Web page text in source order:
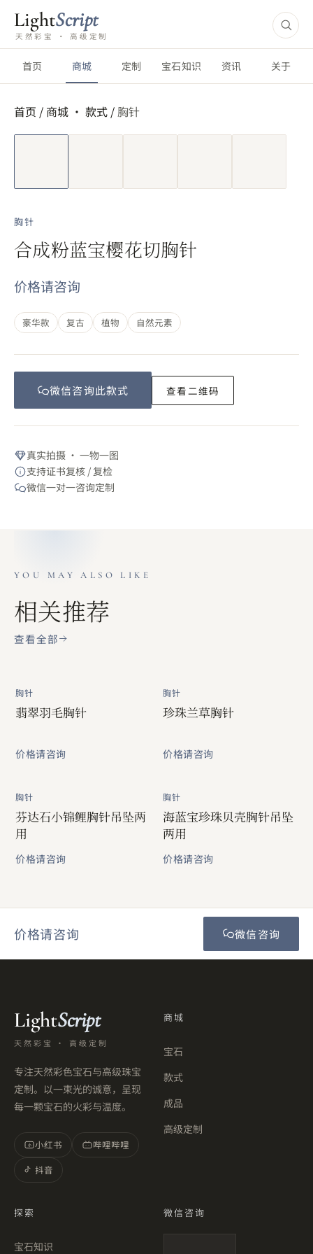
LightScript
天然彩宝 · 高级定制
首页 商城 定制 宝石知识 资讯 关于
首页 / 商城 · 款式 / 胸针
短视频
胸针
合成粉蓝宝樱花切胸针
价格请咨询
豪华款 复古 植物 自然元素
微信咨询此款式 查看二维码
真实拍摄 · 一物一图
支持证书复核 / 复检
微信一对一咨询定制
YOU MAY ALSO LIKE
相关推荐
查看全部
胸针
翡翠羽毛胸针
价格请咨询
胸针
珍珠兰草胸针
价格请咨询
胸针
芬达石小锦鲤胸针吊坠两
用
价格请咨询
胸针
海蓝宝珍珠贝壳胸针吊坠
两用
价格请咨询
价格请咨询 微信咨询
LightScript
天然彩宝 · 高级定制
专注天然彩色宝石与高级珠宝
定制。以一束光的诚意，呈现
每一颗宝石的火彩与温度。
小 小红书
哔哩哔哩
抖音
商城
宝石
款式
成品
高级定制
探索
宝石知识
微信咨询